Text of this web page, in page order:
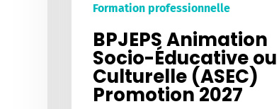
Formation professionnelle
BPJEPS Animation
Socio-Éducative ou
Culturelle (ASEC)
Promotion 2027